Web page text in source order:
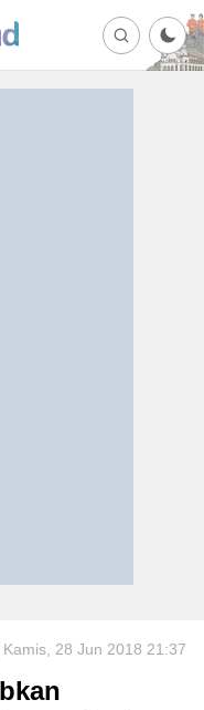
Kamis, 28 Jun 2018 21:37